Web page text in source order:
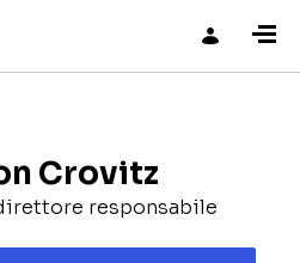
Crovitz
responsabile